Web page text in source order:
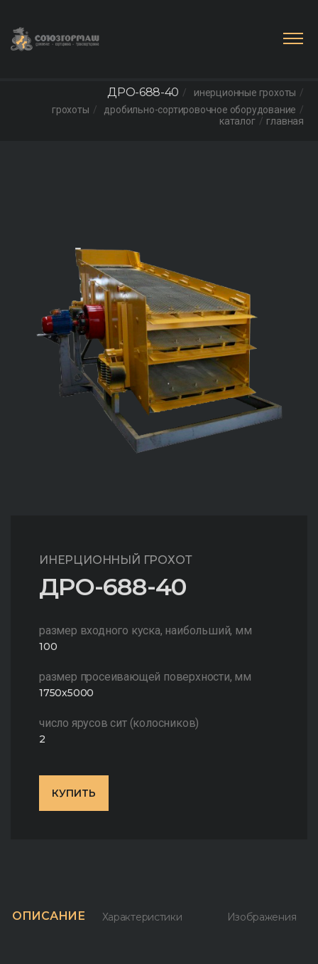
главная
каталог
дробильно-сортировочное оборудование
грохоты
инерционные грохоты
ДРО-688-40
ИНЕРЦИОННЫЙ ГРОХОТ
ДРО-688-40
размер входного куска, наибольший, мм
100
размер просеивающей поверхности, мм
1750х5000
число ярусов сит (колосников)
2
КУПИТЬ
ОПИСАНИЕ Характеристики Изображения